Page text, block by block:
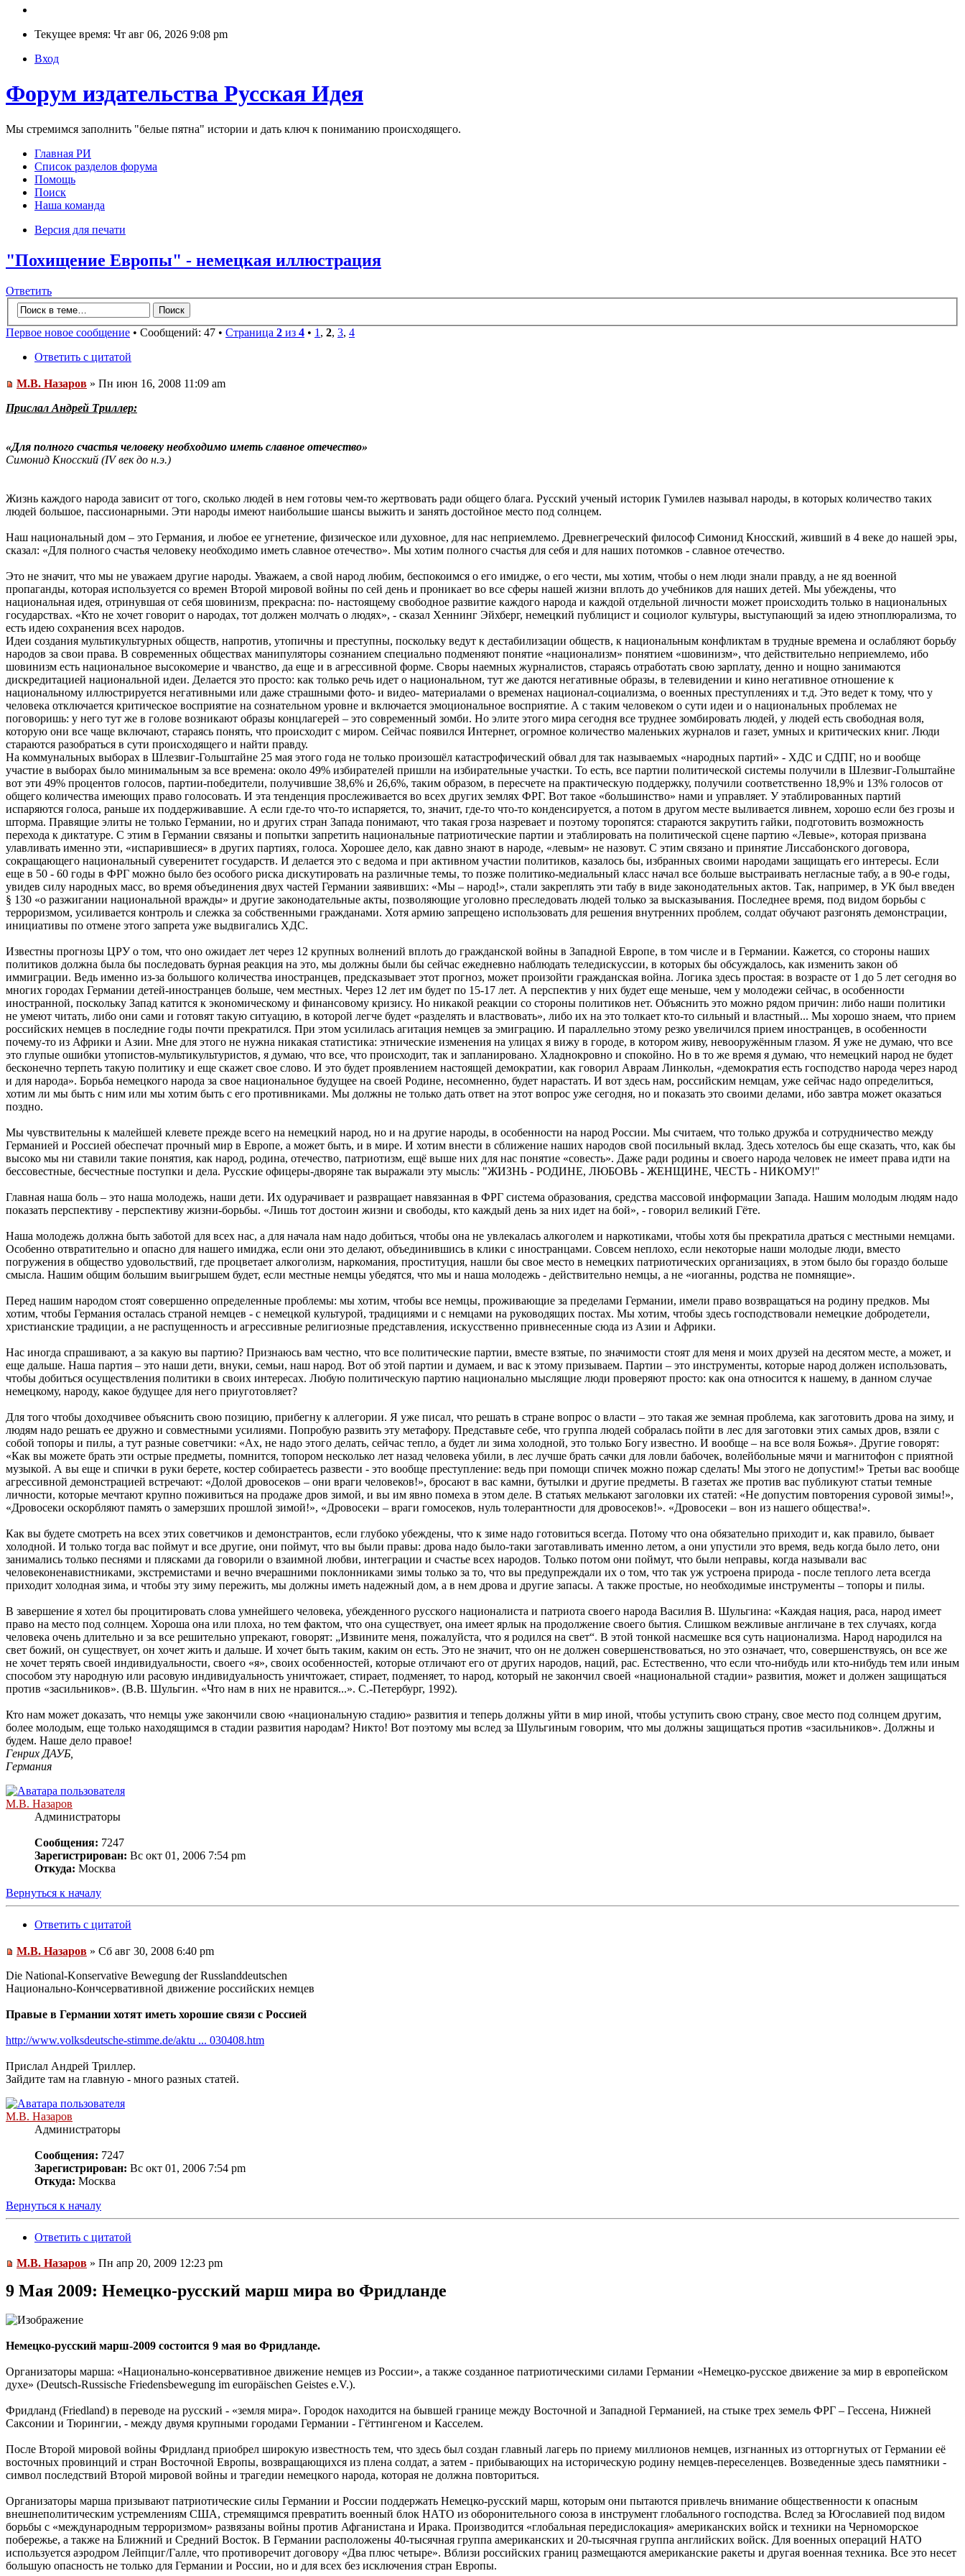
Текущее время: Чт авг 06, 2026 9:08 pm
Вход
Форум издательства Русская Идея
Мы стремимся заполнить "белые пятна" истории и дать ключ к пониманию происходящего.
Главная РИ
Список разделов форума
Помощь
Поиск
Наша команда
Версия для печати
"Похищение Европы" - немецкая иллюстрация
Ответить
Первое новое сообщение • Сообщений: 47 • Страница 2 из 4 • 1 , 2, 3, 4
Ответить с цитатой
М.В. Назаров » Пн июн 16, 2008 11:09 am
Прислал Андрей Триллер:
«Для полного счастья человеку необходимо иметь славное отечество»
Симонид Кносский (IV век до н.э.)
Жизнь каждого народа зависит от того, сколько людей в нем готовы чем-то жертвовать ради общего блага. Русский ученый историк Гумилев называл народы, в которых количество таких
людей большое, пассионарными. Эти народы имеют наибольшие шансы выжить и занять достойное место под солнцем.
Наш национальный дом – это Германия, и любое ее угнетение, физическое или духовное, для нас неприемлемо. Древнегреческий философ Симонид Кносский, живший в 4 веке до нашей эры,
сказал: «Для полного счастья человеку необходимо иметь славное отечество». Мы хотим полного счастья для себя и для наших потомков - славное отечество.
Это не значит, что мы не уважаем другие народы. Уважаем, а свой народ любим, беспокоимся о его имидже, о его чести, мы хотим, чтобы о нем люди знали правду, а не яд военной
пропаганды, которая используется со времен Второй мировой войны по сей день и проникает во все сферы нашей жизни вплоть до учебников для наших детей. Мы убеждены, что
национальная идея, отринувшая от себя шовинизм, прекрасна: по- настоящему свободное развитие каждого народа и каждой отдельной личности может происходить только в национальных
государствах. «Кто не хочет говорит о народах, тот должен молчать о людях», - сказал Хеннинг Эйхберг, немецкий публицист и социолог культуры, выступающий за идею этноплюрализма, то
есть идею сохранения всех народов.
Идеи создания мультикультурных обществ, напротив, утопичны и преступны, поскольку ведут к дестабилизации обществ, к национальным конфликтам в трудные времена и ослабляют борьбу
народов за свои права. В современных обществах манипуляторы сознанием специально подменяют понятие «национализм» понятием «шовинизм», что действительно неприемлемо, ибо
шовинизм есть национальное высокомерие и чванство, да еще и в агрессивной форме. Своры наемных журналистов, стараясь отработать свою зарплату, денно и нощно занимаются
дискредитацией национальной идеи. Делается это просто: как только речь идет о национальном, тут же даются негативные образы, в телевидении и кино негативное отношение к
национальному иллюстрируется негативными или даже страшными фото- и видео- материалами о временах национал-социализма, о военных преступлениях и т.д. Это ведет к тому, что у
человека отключается критическое восприятие на сознательном уровне и включается эмоциональное восприятие. А с таким человеком о сути идеи и о национальных проблемах не
поговоришь: у него тут же в голове возникают образы концлагерей – это современный зомби. Но элите этого мира сегодня все труднее зомбировать людей, у людей есть свободная воля,
которую они все чаще включают, стараясь понять, что происходит с миром. Сейчас появился Интернет, огромное количество маленьких журналов и газет, умных и критических книг. Люди
стараются разобраться в сути происходящего и найти правду.
Hа коммунальных выборах в Шлезвиг-Гольштайне 25 мая этого года не только произошёл катастрофический обвал для так называемых «народных партий» - ХДС и СДПГ, но и вообще
участие в выборах было минимальным за все времена: около 49% избирателей пришли на избирательные участки. То есть, все партии политической системы получили в Шлезвиг-Гольштайне
вот эти 49% процентов голосов, партии-победители, получившие 38,6% и 26,6%, таким образом, в пересчете на практическую поддержку, получили соответственно 18,9% и 13% голосов от
общего количества имеющих право голосовать. И эта тенденция прослеживается во всех других землях ФРГ. Вот такое «большинство» нами и управляет. У этаблированных партий
испаряются голоса, раньше их поддерживавшие. А если где-то что-то испаряется, то, значит, где-то что-то конденсируется, а потом в другом месте выливается ливнем, хорошо если без грозы и
шторма. Правящие элиты не только Германии, но и других стран Запада понимают, что такая гроза назревает и поэтому торопятся: стараются закрутить гайки, подготовить возможность
перехода к диктатуре. С этим в Германии связаны и попытки запретить национальные патриотические партии и этаблировать на политической сцене партию «Левые», которая призвана
улавливать именно эти, «испарившиеся» в других партиях, голоса. Хорошее дело, как давно знают в народе, «левым» не назовут. С этим связано и принятие Лиссабонского договора,
сокращающего национальный суверенитет государств. И делается это с ведома и при активном участии политиков, казалось бы, избранных своими народами защищать его интересы. Если
еще в 50 - 60 годы в ФРГ можно было без особого риска дискутировать на различные темы, то позже политико-медиальный класс начал все больше выстраивать негласные табу, а в 90-е годы,
увидев силу народных масс, во время объединения двух частей Германии заявивших: «Мы – народ!», стали закреплять эти табу в виде законодательных актов. Так, например, в УК был введен
§ 130 «о разжигании национальной вражды» и другие законодательные акты, позволяющие уголовно преследовать людей только за высказывания. Последнее время, под видом борьбы с
терроризмом, усиливается контроль и слежка за собственными гражданами. Хотя армию запрещено использовать для решения внутренних проблем, солдат обучают разгонять демонстрации,
инициативы по отмене этого запрета уже выдвигались ХДС.
Известны прогнозы ЦРУ о том, что оно ожидает лет через 12 крупных волнений вплоть до гражданской войны в Западной Европе, в том числе и в Германии. Кажется, со стороны наших
политиков должна была бы последовать бурная реакция на это, мы должны были бы сейчас ежедневно наблюдать теледискуссии, в которых бы обсуждалось, как изменить закон об
иммиграции. Ведь именно из-за большого количества иностранцев, предсказывает этот прогноз, может произойти гражданская война. Логика здесь простая: в возрасте от 1 до 5 лет сегодня во
многих городах Германии детей-иностранцев больше, чем местных. Через 12 лет им будет по 15-17 лет. А перспектив у них будет еще меньше, чем у молодежи сейчас, в особенности
иностранной, поскольку Запад катится к экономическому и финансовому кризису. Но никакой реакции со стороны политиков нет. Объяснить это можно рядом причин: либо наши политики
не умеют читать, либо они сами и готовят такую ситуацию, в которой легче будет «разделять и властвовать», либо их на это толкает кто-то сильный и властный... Мы хорошо знаем, что прием
российских немцев в последние годы почти прекратился. При этом усилилась агитация немцев за эмиграцию. И параллельно этому резко увеличился прием иностранцев, в особенности
почему-то из Африки и Азии. Мне для этого не нужна никакая статистика: этнические изменения на улицах я вижу в городе, в котором живу, невооружённым глазом. Я уже не думаю, что все
это глупые ошибки утопистов-мультикультуристов, я думаю, что все, что происходит, так и запланировано. Хладнокровно и спокойно. Но в то же время я думаю, что немецкий народ не будет
бесконечно терпеть такую политику и еще скажет свое слово. И это будет проявлением настоящей демократии, как говорил Авраам Линкольн, «демократия есть господство народа через народ
и для народа». Борьба немецкого народа за свое национальное будущее на своей Родине, несомненно, будет нарастать. И вот здесь нам, российским немцам, уже сейчас надо определиться,
хотим ли мы быть с ним или мы хотим быть с его противниками. Мы должны не только дать ответ на этот вопрос уже сегодня, но и показать это своими делами, ибо завтра может оказаться
поздно.
Мы чувствительны к малейшей клевете прежде всего на немецкий народ, но и на другие народы, в особенности на народ России. Мы считаем, что только дружба и сотрудничество между
Германией и Россией обеспечат прочный мир в Европе, а может быть, и в мире. И хотим внести в сближение наших народов свой посильный вклад. Здесь хотелось бы еще сказать, что, как бы
высоко мы ни ставили такие понятия, как народ, родина, отечество, патриотизм, ещё выше них для нас понятие «совесть». Даже ради родины и своего народа человек не имеет права идти на
бессовестные, бесчестные поступки и дела. Русские офицеры-дворяне так выражали эту мысль: "ЖИЗНЬ - РОДИНЕ, ЛЮБОВЬ - ЖЕНЩИНЕ, ЧЕСТЬ - НИКОМУ!"
Главная наша боль – это наша молодежь, наши дети. Их одурачивает и развращает навязанная в ФРГ система образования, средства массовой информации Запада. Нашим молодым людям надо
показать перспективу - перспективу жизни-борьбы. «Лишь тот достоин жизни и свободы, кто каждый день за них идет на бой», - говорил великий Гёте.
Наша молодежь должна быть заботой для всех нас, а для начала нам надо добиться, чтобы она не увлекалась алкоголем и наркотиками, чтобы хотя бы прекратила драться с местными немцами.
Особенно отвратительно и опасно для нашего имиджа, если они это делают, объединившись в клики с иностранцами. Совсем неплохо, если некоторые наши молодые люди, вместо
погружения в общество удовольствий, где процветает алкоголизм, наркомания, проституция, нашли бы свое место в немецких патриотических организациях, в этом было бы гораздо больше
смысла. Нашим общим большим выигрышем будет, если местные немцы убедятся, что мы и наша молодежь - действительно немцы, а не «иоганны, родства не помнящие».
Перед нашим народом стоят совершенно определенные проблемы: мы хотим, чтобы все немцы, проживающие за пределами Германии, имели право возвращаться на родину предков. Мы
хотим, чтобы Германия осталась страной немцев - с немецкой культурой, традициями и с немцами на руководящих постах. Мы хотим, чтобы здесь господствовали немецкие добродетели,
христианские традиции, а не распущенность и агрессивные религиозные представления, искусственно привнесенные сюда из Азии и Африки.
Нас иногда спрашивают, а за какую вы партию? Признаюсь вам честно, что все политические партии, вместе взятые, по значимости стоят для меня и моих друзей на десятом месте, а может, и
еще дальше. Наша партия – это наши дети, внуки, семьи, наш народ. Вот об этой партии и думаем, и вас к этому призываем. Партии – это инструменты, которые народ должен использовать,
чтобы добиться осуществления политики в своих интересах. Любую политическую партию национально мыслящие люди проверяют просто: как она относится к нашему, в данном случае
немецкому, народу, какое будущее для него приуготовляет?
Для того чтобы доходчивее объяснить свою позицию, прибегну к аллегории. Я уже писал, что решать в стране вопрос о власти – это такая же земная проблема, как заготовить дрова на зиму, и
людям надо решать ее дружно и совместными усилиями. Попробую развить эту метафору. Представьте себе, что группа людей собралась пойти в лес для заготовки этих самых дров, взяли с
собой топоры и пилы, а тут разные советчики: «Ах, не надо этого делать, сейчас тепло, а будет ли зима холодной, это только Богу известно. И вообще – на все воля Божья». Другие говорят:
«Как вы можете брать эти острые предметы, помнится, топором несколько лет назад человека убили, в лес лучше брать сачки для ловли бабочек, волейбольные мячи и магнитофон с приятной
музыкой. А вы еще и спички в руки берете, костер собираетесь развести - это вообще преступление: ведь при помощи спичек можно пожар сделать! Мы этого не допустим!» Третьи вас вообще
агрессивной демонстрацией встречают: «Долой дровосеков – они враги человеков!», бросают в вас камни, бутылки и другие предметы. В газетах же против вас публикуют статьи темные
личности, которые мечтают крупно поживиться на продаже дров зимой, и вы им явно помеха в этом деле. В статьях мелькают заголовки их статей: «Не допустим повторения суровой зимы!»,
«Дровосеки оскорбляют память о замерзших прошлой зимой!», «Дровосеки – враги гомосеков, нуль толерантности для дровосеков!». «Дровосеки – вон из нашего общества!».
Как вы будете смотреть на всех этих советчиков и демонстрантов, если глубоко убеждены, что к зиме надо готовиться всегда. Потому что она обязательно приходит и, как правило, бывает
холодной. И только тогда вас поймут и все другие, они поймут, что вы были правы: дрова надо было-таки заготавливать именно летом, а они упустили это время, ведь когда было лето, они
занимались только песнями и плясками да говорили о взаимной любви, интеграции и счастье всех народов. Только потом они поймут, что были неправы, когда называли вас
человеконенавистниками, экстремистами и вечно вчерашними поклонниками зимы только за то, что вы предупреждали их о том, что так уж устроена природа - после теплого лета всегда
приходит холодная зима, и чтобы эту зиму пережить, мы должны иметь надежный дом, а в нем дрова и другие запасы. А также простые, но необходимые инструменты – топоры и пилы.
В завершение я хотел бы процитировать слова умнейшего человека, убежденного русского националиста и патриота своего народа Василия В. Шульгина: «Каждая нация, раса, народ имеет
право на место под солнцем. Хороша она или плоха, но тем фактом, что она существует, она имеет ярлык на продолжение своего бытия. Слишком вежливые англичане в тех случаях, когда
человека очень длительно и за все решительно упрекают, говорят: „Извините меня, пожалуйста, что я родился на свет“. В этой тонкой насмешке вся суть национализма. Народ народился на
свет божий, он существует, он хочет жить и дальше. И хочет быть таким, каким он есть. Это не значит, что он не должен совершенствоваться, но это означает, что, совершенствуясь, он все же
не хочет терять своей индивидуальности, своего «я», своих особенностей, которые отличают его от других народов, наций, рас. Естественно, что если что-нибудь или кто-нибудь тем или иным
способом эту народную или расовую индивидуальность уничтожает, стирает, подменяет, то народ, который не закончил своей «национальной стадии» развития, может и должен защищаться
против «засильников». (В.В. Шульгин. «Что нам в них не нравится...». С.-Петербург, 1992).
Кто нам может доказать, что немцы уже закончили свою «национальную стадию» развития и теперь должны уйти в мир иной, чтобы уступить свою страну, свое место под солнцем другим,
более молодым, еще только находящимся в стадии развития народам? Никто! Вот поэтому мы вслед за Шульгиным говорим, что мы должны защищаться против «засильников». Должны и
будем. Наше дело правое!
Генрих ДАУБ,
Германия
М.В. Назаров
Администраторы
Сообщения: 7247
Зарегистрирован: Вс окт 01, 2006 7:54 pm
Откуда: Москва
Вернуться к началу
Ответить с цитатой
М.В. Назаров » Сб авг 30, 2008 6:40 pm
Die National-Konservative Bewegung der Russlanddeutschen
Национально-Кончсервативной движение российских немцев
Правые в Германии хотят иметь хорошие связи с Россией
http://www.volksdeutsche-stimme.de/aktu ... 030408.htm
Прислал Андрей Триллер.
Зайдите там на главную - много разных статей.
М.В. Назаров
Администраторы
Сообщения: 7247
Зарегистрирован: Вс окт 01, 2006 7:54 pm
Откуда: Москва
Вернуться к началу
Ответить с цитатой
М.В. Назаров » Пн апр 20, 2009 12:23 pm
9 Мая 2009: Немецко-русский марш мира во Фридлaнде
Немецко-русский марш-2009 состоится 9 мая во Фридлaнде.
Организаторы марша: «Национально-консервативное движение немцев из России», а также созданное патриотическими силами Германии «Немецко-русское движение за мир в европейском
духе» (Deutsch-Russische Friedensbewegung im europäischen Geistes e.V.).
Фридлaнд (Friedland) в переводе на русский - «земля мира». Городок находится на бывшей границе между Восточной и Западной Германией, на стыке трех земель ФРГ – Гессена, Нижней
Саксонии и Тюрингии, - между двумя крупными городами Германии - Гёттингеном и Касселем.
После Второй мировой войны Фридлaнд приобрел широкую известность тем, что здесь был создан главный лагерь по приему миллионов немцев, изгнанных из отторгнутых от Германии её
восточных провинций и стран Восточной Европы, возвращающихся из плена солдат, а затем - прибывающих на историческую родину немцев-переселенцев. Возведенные здесь памятники -
символ последствий Второй мировой войны и трагедии немецкого народа, которая не должна повториться.
Организаторы марша призывают патриотические силы Германии и России поддержать Немецко-русский марш, которым они пытаются привлечь внимание общественности к опасным
внешнеполитическим устремлениям США, стремящимся превратить военный блок НАТО из оборонительного союза в инструмент глобального господства. Вслед за Югославией под видом
борьбы с «международным терроризмом» развязаны войны против Афганистана и Ирака. Производится «глобальная передислокация» американских войск и техники на Черноморское
побережье, а также на Ближний и Средний Восток. В Германии расположены 40-тысячная группа американских и 20-тысячная группа английских войск. Для военных операций НАТО
используется аэродром Лейпциг/Галле, что противоречит договору «Два плюс четыре». Вблизи российских границ размещаются американские ракеты и другая военная техника. Все это несет
большую опасность не только для Германии и России, но и для всех без исключения стран Европы.